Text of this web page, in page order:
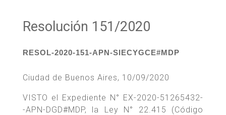
Resolución 151/2020
RESOL-2020-151-APN-SIECYGCE#MDP
Ciudad de Buenos Aires, 10/09/2020
VISTO el Expediente N° EX-2020-51265432-
-APN-DGD#MDP, la Ley N° 22.415 (Código